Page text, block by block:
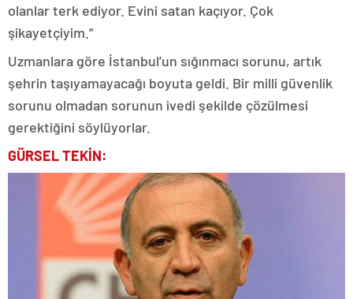
olanlar terk ediyor. Evini satan kaçıyor. Çok
şikayetçiyim.”
Uzmanlara göre İstanbul’un sığınmacı sorunu, artık
şehrin taşıyamayacağı boyuta geldi. Bir milli güvenlik
sorunu olmadan sorunun ivedi şekilde çözülmesi
gerektiğini söylüyorlar.
GÜRSEL TEKİN: